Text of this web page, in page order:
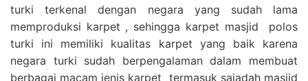
turki terkenal dengan negara yang sudah lama
memproduksi karpet , sehingga karpet masjid polos
turki ini memiliki kualitas karpet yang baik karena
negara turki sudah berpengalaman dalam membuat
berbagai macam jenis karpet termasuk sajadah masjid